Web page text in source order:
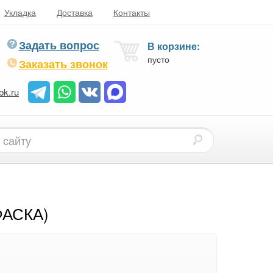
Укладка Доставка Контакты
Задать вопрос
Заказать звонок
В корзине:
пусто